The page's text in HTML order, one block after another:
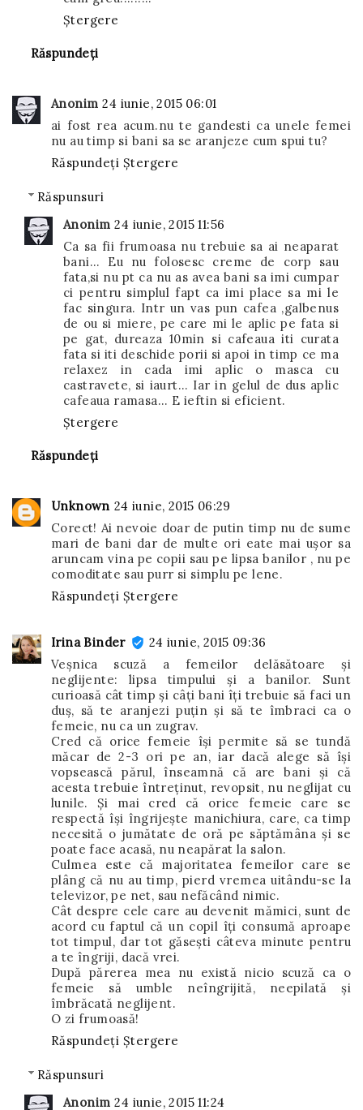
Ștergere
Răspundeți
Anonim 24 iunie, 2015 06:01
ai fost rea acum.nu te gandesti ca unele femei
nu au timp si bani sa se aranjeze cum spui tu?
Răspundeți Ștergere
Răspunsuri
Anonim 24 iunie, 2015 11:56
Ca sa fii frumoasa nu trebuie sa ai neaparat
bani... Eu nu folosesc creme de corp sau
fata,si nu pt ca nu as avea bani sa imi cumpar
ci pentru simplul fapt ca imi place sa mi le
fac singura. Intr un vas pun cafea ,galbenus
de ou si miere, pe care mi le aplic pe fata si
pe gat, dureaza 10min si cafeaua iti curata
fata si iti deschide porii si apoi in timp ce ma
relaxez in cada imi aplic o masca cu
castravete, si iaurt... Iar in gelul de dus aplic
cafeaua ramasa... E ieftin si eficient.
Ștergere
Răspundeți
Unknown 24 iunie, 2015 06:29
Corect! Ai nevoie doar de putin timp nu de sume
mari de bani dar de multe ori eate mai ușor sa
aruncam vina pe copii sau pe lipsa banilor , nu pe
comoditate sau purr si simplu pe lene.
Răspundeți Ștergere
Irina Binder
24 iunie, 2015 09:36
Veşnica scuză a femeilor delăsătoare şi
neglijente: lipsa timpului şi a banilor. Sunt
curioasă cât timp şi câţi bani îţi trebuie să faci un
duş, să te aranjezi puţin şi să te îmbraci ca o
femeie, nu ca un zugrav.
Cred că orice femeie îşi permite să se tundă
măcar de 2-3 ori pe an, iar dacă alege să îşi
vopsească părul, înseamnă că are bani şi că
acesta trebuie întreţinut, revopsit, nu neglijat cu
lunile. Şi mai cred că orice femeie care se
respectă îşi îngrijeşte manichiura, care, ca timp
necesită o jumătate de oră pe săptămâna şi se
poate face acasă, nu neapărat la salon.
Culmea este că majoritatea femeilor care se
plâng că nu au timp, pierd vremea uitându-se la
televizor, pe net, sau nefăcând nimic.
Cât despre cele care au devenit mămici, sunt de
acord cu faptul că un copil îţi consumă aproape
tot timpul, dar tot găseşti câteva minute pentru
a te îngriji, dacă vrei.
După părerea mea nu există nicio scuză ca o
femeie să umble neîngrijită, neepilată şi
îmbrăcată neglijent.
O zi frumoasă!
Răspundeți Ștergere
Răspunsuri
Anonim 24 iunie, 2015 11:24